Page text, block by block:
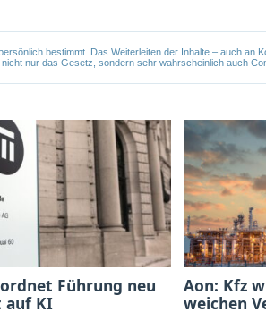
bestimmt. Das Weiterleiten der Inhalte – auch an
nur das Gesetz, sondern sehr wahrscheinlich auch
Führung neu
auf KI
Aon: Kfz
weichen